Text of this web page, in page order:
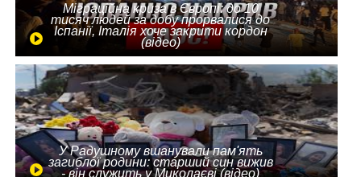
Міграційна криза в Європі: до 10
тисяч людей за добу прорвалися до
Іспанії, Італія хоче закрити кордон
(відео)
У Радушному вшанували пам'ять
загиблої родини: старший син вижив
- він служить у Миколаєві (відео)